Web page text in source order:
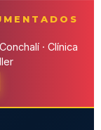
· Clínica